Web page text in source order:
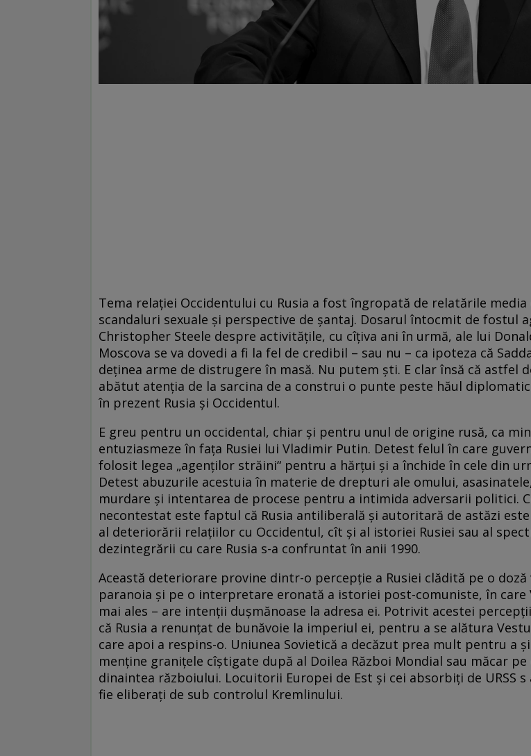
Tema relației Occidentului cu Rusia a fost îngropată de relatările media
scandaluri sexuale și perspective de șantaj. Dosarul întocmit de fostul
Christopher Steele despre activitățile, cu cîțiva ani în urmă, ale lui
Moscova se va dovedi a fi la fel de credibil – sau nu – ca ipoteza că
deținea arme de distrugere în masă. Nu putem ști. E clar însă că astfel
abătut atenția de la sarcina de a construi o punte peste hăul diplomatic
în prezent Rusia și Occidentul.
E greu pentru un occidental, chiar și pentru unul de origine rusă, ca
entuziasmeze în fața Rusiei lui Vladimir Putin. Detest felul în care
folosit legea „agenților străini“ pentru a hărțui și a închide în cele din
Detest abuzurile acestuia în materie de drepturi ale omului,
murdare și intentarea de procese pentru a intimida adversarii politici.
necontestat este faptul că Rusia antiliberală și autoritară de astăzi
al deteriorării relațiilor cu Occidentul, cît și al istoriei Rusiei sau al
dezintegrării cu care Rusia s-a confruntat în anii 1990.
Această deteriorare provine din­tr-o percepție a Rusiei clădită pe o doză
paranoia și pe o interpretare eronată a istoriei post-comuniste, în care
mai ales – are intenții dușmănoase la adresa ei. Potrivit acestei
că Rusia a renunțat de bunăvoie la imperiul ei, pentru a se alătura
care apoi a respins-o. Uniunea Sovietică a decăzut prea mult pentru a
menține granițele cîștigate după al Doilea Război Mondial sau măcar pe
dinaintea războiului. Locuitorii Europei de Est și cei absorbiți de URSS
fie eliberați de sub controlul Kremlinului.